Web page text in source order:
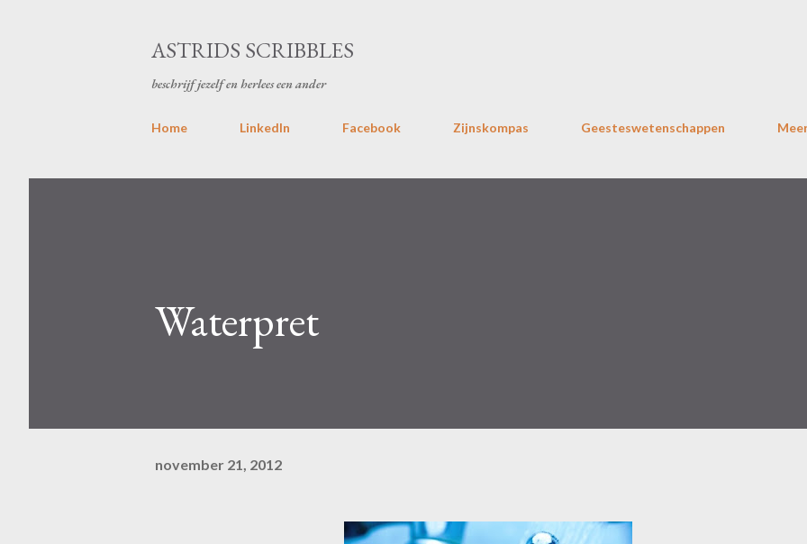
ASTRIDS SCRIBBLES
beschrijf jezelf en herlees een ander
Home LinkedIn Facebook Zijnskompas Geesteswetenschappen
Waterpret
november 21, 2012